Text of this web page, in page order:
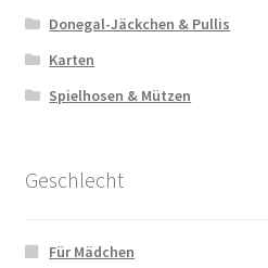
Donegal-Jäckchen & Pullis
Karten
Spielhosen & Mützen
Geschlecht
Für Mädchen